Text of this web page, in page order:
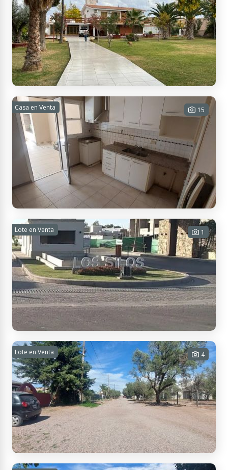
Palmira, Mendoza, Argentina
Se alquila propiedad en Palmira
5 habitaciones - 3 baños - 4
cocheras - 2200 m² Tot.
$ 1.600.000 Contactar
Casa en Venta 15
Espejo Este 381, M5570 San Martín, Mendoza, Argentina
Se vende casa en san martin
3 habitaciones - 3 baños - 1 cochera
- 160 m² Cub. - 280 m² Tot.
USD 92.000 Contactar
Lote en Venta 1
Se vende lote
500 m² Tot.
USD 40.000 Contactar
Lote en Venta 4